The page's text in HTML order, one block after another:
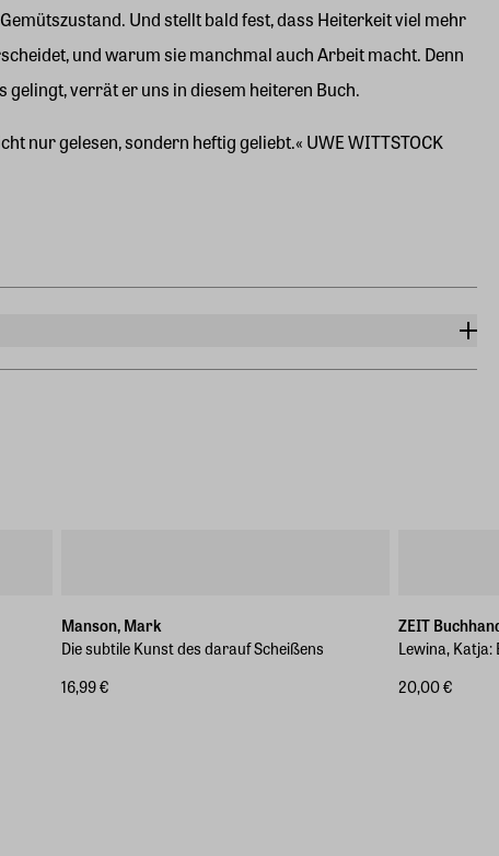
Und stellt bald fest, dass Heiterkeit viel mehr
und warum sie manchmal auch Arbeit macht. Denn
gelingt, verrät er uns in diesem heiteren Buch.
nur gelesen, sondern heftig geliebt.« UWE WITTSTOCK
Manson, Mark
Die subtile Kunst des darauf Scheißens
16,99 €
ZEIT
Lewina, Katja:
20,00 €